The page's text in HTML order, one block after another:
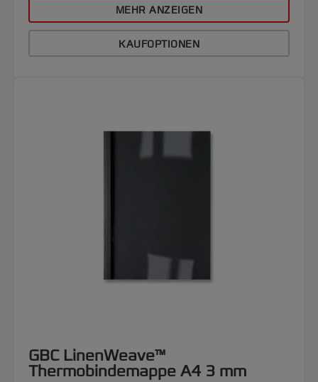
MEHR ANZEIGEN
KAUFOPTIONEN
GBC LinenWeave™
Thermobindemappe A4 3 mm